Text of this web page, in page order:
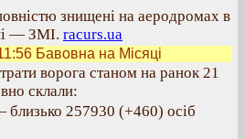
знищені на аеродромах в
— ЗМІ. racurs.ua
Бавовна на Місяці
ворога станом на ранок 21
склали:
близько 257930 (+460) осіб